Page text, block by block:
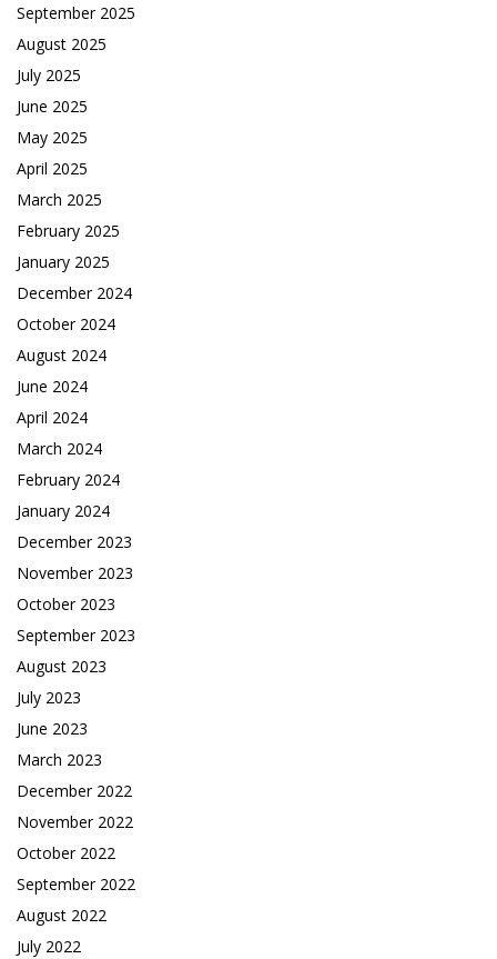
September 2025
August 2025
July 2025
June 2025
May 2025
April 2025
March 2025
February 2025
January 2025
December 2024
October 2024
August 2024
June 2024
April 2024
March 2024
February 2024
January 2024
December 2023
November 2023
October 2023
September 2023
August 2023
July 2023
June 2023
March 2023
December 2022
November 2022
October 2022
September 2022
August 2022
July 2022